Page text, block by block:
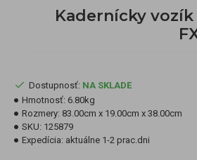
Kadernícky vozík
Dostupnosť: NA SKLADE
Hmotnosť: 6.80kg
Rozmery: 83.00cm x 19.00cm x 38.00cm
SKU: 125879
Expedícia: aktuálne 1-2 prac.dni